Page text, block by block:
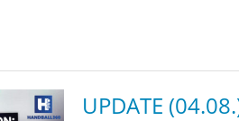
UPDATE